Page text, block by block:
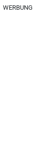
WERBUNG